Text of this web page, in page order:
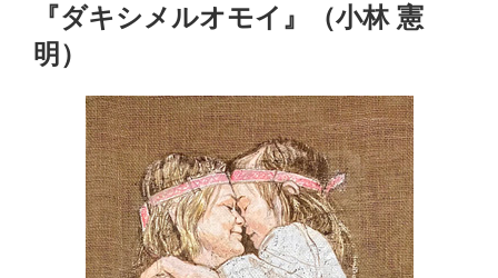
『ダキシメルオモイ』（小林 憲
明）